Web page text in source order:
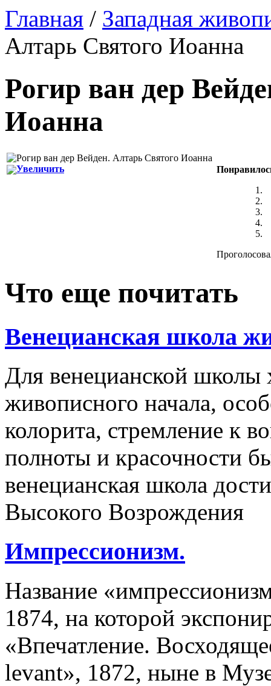
Главная / Западная
Алтарь Святого Иоанна
Рогир ван дер
Иоанна
Увеличить
Что еще почитать
Венецианская школа
Для венецианской школы
живописного начала,
колорита, стремление к
полноты и красочности
венецианская школа
Высокого Возрождения
Импрессионизм.
Название
1874, на которой
«Впечатление.
levant», 1872, ныне в